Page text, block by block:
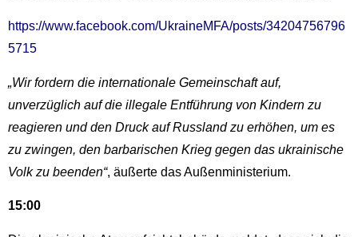
https://www.facebook.com/UkraineMFA/posts/34204756796
5715
„Wir fordern die internationale Gemeinschaft auf,
unverzüglich auf die illegale Entführung von Kindern zu
reagieren und den Druck auf Russland zu erhöhen, um es
zu zwingen, den barbarischen Krieg gegen das ukrainische
Volk zu beenden“, äußerte das Außenministerium.
15:00